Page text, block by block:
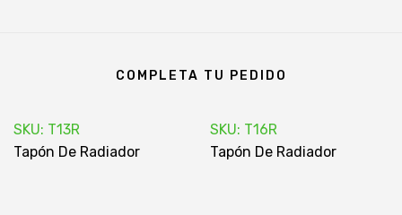
COMPLETA TU PEDIDO
SKU: T13R
Tapón De Radiador
SKU: T16R
Tapón De Radiador